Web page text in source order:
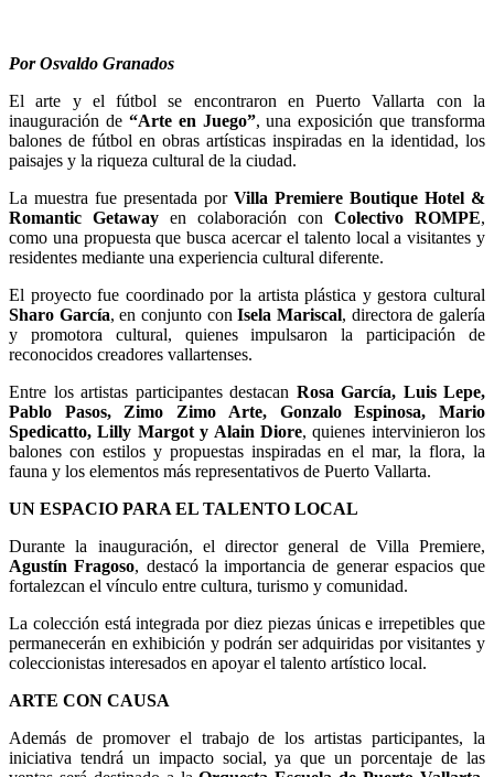
Por Osvaldo Granados
El arte y el fútbol se encontraron en Puerto Vallarta con la
inauguración de “Arte en Juego”, una exposición que transforma
balones de fútbol en obras artísticas inspiradas en la identidad, los
paisajes y la riqueza cultural de la ciudad.
La muestra fue presentada por Villa Premiere Boutique Hotel &
Romantic Getaway en colaboración con Colectivo ROMPE,
como una propuesta que busca acercar el talento local a visitantes y
residentes mediante una experiencia cultural diferente.
El proyecto fue coordinado por la artista plástica y gestora cultural
Sharo García, en conjunto conIsela Mariscal, directora de galería
y promotora cultural, quienes impulsaron la participación de
reconocidos creadores vallartenses.
Entre los artistas participantes destacan Rosa García, Luis Lepe,
Pablo Pasos, Zimo Zimo Arte, Gonzalo Espinosa, Mario
Spedicatto, Lilly Margot y Alain Diore, quienes intervinieron los
balones con estilos y propuestas inspiradas en el mar, la flora, la
fauna y los elementos más representativos de Puerto Vallarta.
UN ESPACIO PARA EL TALENTO LOCAL
Durante la inauguración, el director general de Villa Premiere,
Agustín Fragoso, destacó la importancia de generar espacios que
fortalezcan el vínculo entre cultura, turismo y comunidad.
La colección está integrada por diez piezas únicas e irrepetibles que
permanecerán en exhibición y podrán ser adquiridas por visitantes y
coleccionistas interesados en apoyar el talento artístico local.
ARTE CON CAUSA
Además de promover el trabajo de los artistas participantes, la
iniciativa tendrá un impacto social, ya que un porcentaje de las